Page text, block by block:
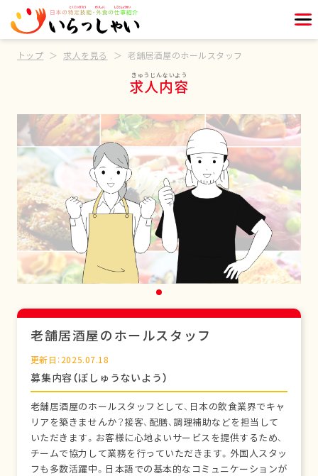
トップ 求人を見る 老舗居酒屋のホールスタッフ
求人内容
老舗居酒屋のホールスタッフ
更新日：2025.07.18
募集内容（ぼしゅうないよう）
老舗居酒屋のホールスタッフとして、日本の飲食業界でキャ
リアを築きませんか？接客、配膳、調理補助などを担当して
いただきます。お客様に心地よいサービスを提供するため、
チームで協力して業務を行っていただきます。外国人スタッ
フも多数活躍中。日本語での基本的なコミュニケーションが